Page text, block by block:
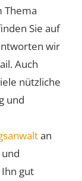
Thema
Sie auf
wir
Auch
nützliche
und
an
gut